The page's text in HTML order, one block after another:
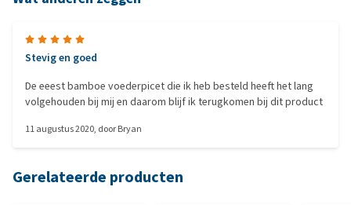
Stevig en goed
De eeest bamboe voederpicet die ik heb besteld heeft het lang
volgehouden bij mij en daarom blijf ik terugkomen bij dit product
11 augustus 2020, doorBryan
Gerelateerde producten